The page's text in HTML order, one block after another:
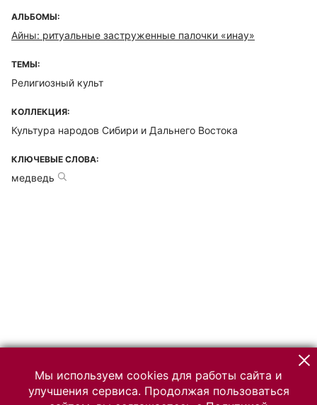
АЛЬБОМЫ:
Айны: ритуальные заструженные палочки «инау»
ТЕМЫ:
Религиозный культ
КОЛЛЕКЦИЯ:
Культура народов Сибири и Дальнего Востока
КЛЮЧЕВЫЕ СЛОВА:
медведь
Мы используем cookies для работы сайта и
улучшения сервиса. Продолжая пользоваться